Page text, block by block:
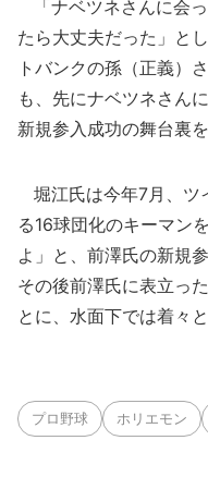
「ナベツネさんに会
たら大丈夫だった」と
トバンクの孫（正義）
も、先にナベツネさん
新規参入成功の舞台裏を
堀江氏は今年7月、ツ
る16球団化のキーマン
よ」と、前澤氏の新規
その後前澤氏に表立っ
とに、水面下では着々
プロ野球 ホリエモン